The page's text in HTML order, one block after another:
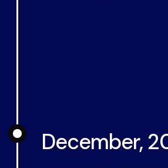
December,